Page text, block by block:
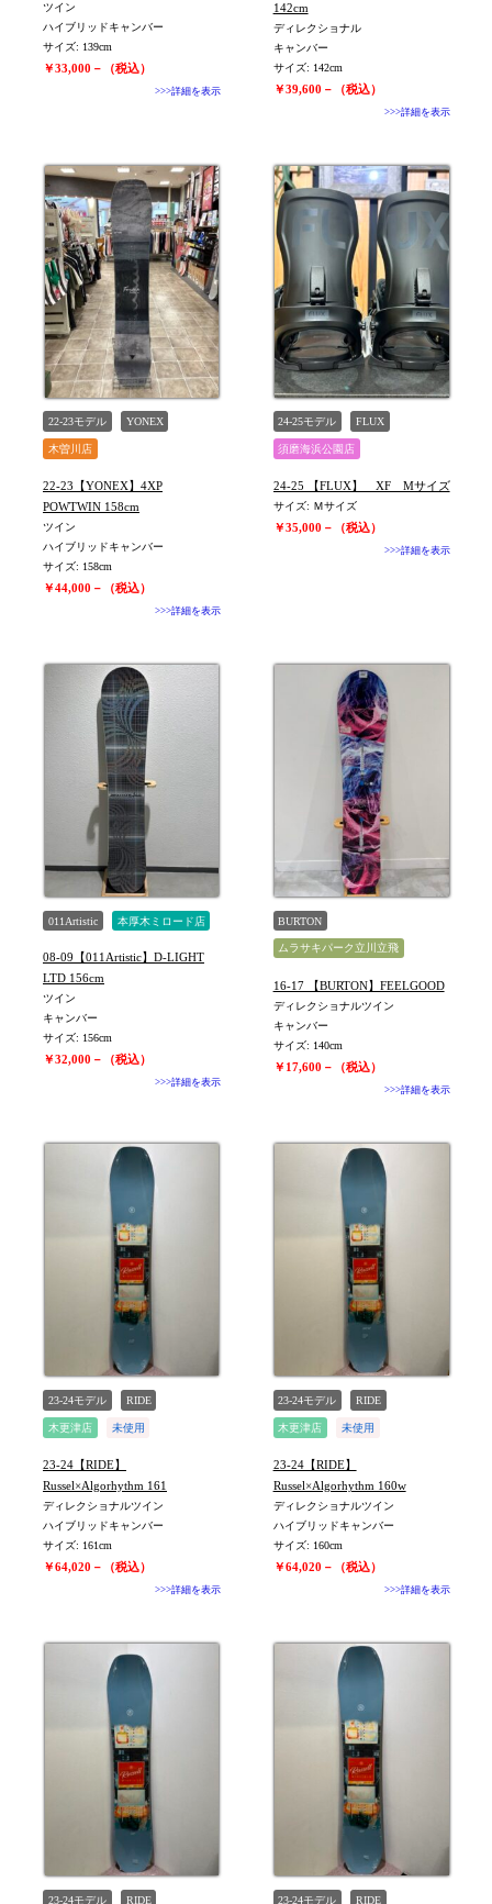
ツイン
ハイブリッドキャンバー
サイズ: 139cm
￥33,000－（税込）
>>>詳細を表示
142cm
ディレクショナル
キャンバー
サイズ: 142cm
￥39,600－（税込）
>>>詳細を表示
22-23モデル YONEX
木曽川店
22-23【YONEX】4XP
POWTWIN 158cm
ツイン
ハイブリッドキャンバー
サイズ: 158cm
￥44,000－（税込）
>>>詳細を表示
24-25モデル FLUX
須磨海浜公園店
24-25 【FLUX】 XF Mサイズ
サイズ: Ｍサイズ
￥35,000－（税込）
>>>詳細を表示
011Artistic 本厚木ミロード店
08-09【011Artistic】D-LIGHT
LTD 156cm
ツイン
キャンバー
サイズ: 156cm
￥32,000－（税込）
>>>詳細を表示
BURTON
ムラサキパーク立川立飛
16-17 【BURTON】FEELGOOD
ディレクショナルツイン
キャンバー
サイズ: 140cm
￥17,600－（税込）
>>>詳細を表示
23-24モデル RIDE
木更津店 未使用
値下げしました
23-24【RIDE】
Russel×Algorhythm 161
ディレクショナルツイン
ハイブリッドキャンバー
サイズ: 161cm
￥64,020－（税込）
>>>詳細を表示
23-24モデル RIDE
木更津店 未使用
値下げしました
23-24【RIDE】
Russel×Algorhythm 160w
ディレクショナルツイン
ハイブリッドキャンバー
サイズ: 160cm
￥64,020－（税込）
>>>詳細を表示
23-24モデル RIDE 23-24モデル RIDE